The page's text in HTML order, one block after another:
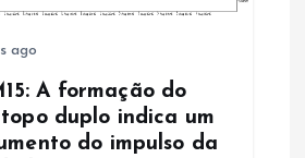
ago
A formação do
duplo indica um
do impulso da